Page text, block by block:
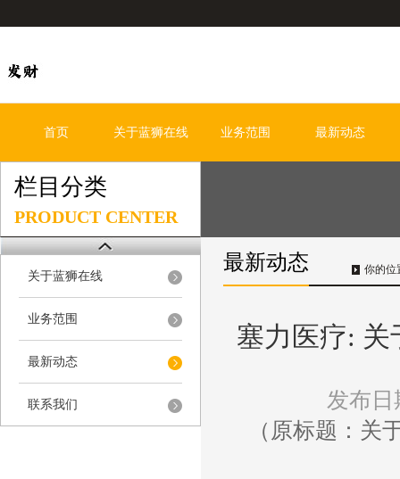
首页 关于蓝狮在线 业务范围 最新动态
栏目分类
PRODUCT CENTER
关于蓝狮在线
业务范围
最新动态
联系我们
最新动态 你的位
塞力医疗: 关
发布日
（原标题：关